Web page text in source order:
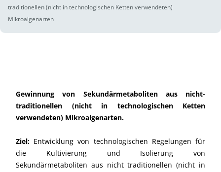
traditionellen (nicht in technologischen Ketten verwendeten)
Mikroalgenarten
Gewinnung von Sekundärmetaboliten aus nicht-
traditionellen (nicht in technologischen Ketten
verwendeten) Mikroalgenarten.
Ziel: Entwicklung von technologischen Regelungen für
die Kultivierung und Isolierung von
Sekundärmetaboliten aus nicht traditionellen (nicht in